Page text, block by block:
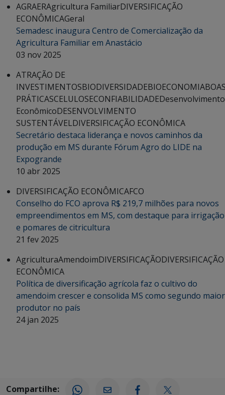
AGRAERAgricultura FamiliarDIVERSIFICAÇÃO
ECONÔMICAGeral
Semadesc inaugura Centro de Comercialização da
Agricultura Familiar em Anastácio
03 nov 2025
ATRAÇÃO DE
INVESTIMENTOSBIODIVERSIDADEBIOECONOMIA
PRÁTICASCELULOSECONFIABILIDADEDesenvolvimento
EconômicoDESENVOLVIMENTO
SUSTENTÁVELDIVERSIFICAÇÃO ECONÔMICA
Secretário destaca liderança e novos caminhos da
produção em MS durante Fórum Agro do LIDE na
Expogrande
10 abr 2025
DIVERSIFICAÇÃO ECONÔMICAFCO
Conselho do FCO aprova R$ 219,7 milhões para novos
empreendimentos em MS, com destaque para irrigação
e pomares de citricultura
21 fev 2025
AgriculturaAmendoimDIVERSIFICAÇÃODIVERSIFICAÇÃO
ECONÔMICA
Política de diversificação agrícola faz o cultivo do
amendoim crescer e consolida MS como segundo maior
produtor no país
24 jan 2025
Compartilhe: